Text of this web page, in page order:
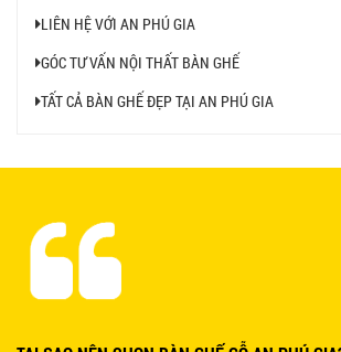
SỐ: X001
LIÊN HỆ VỚI AN PHÚ GIA
GÓC TƯ VẤN NỘI THẤT BÀN GHẾ
TẤT CẢ BÀN GHẾ ĐẸP TẠI AN PHÚ GIA